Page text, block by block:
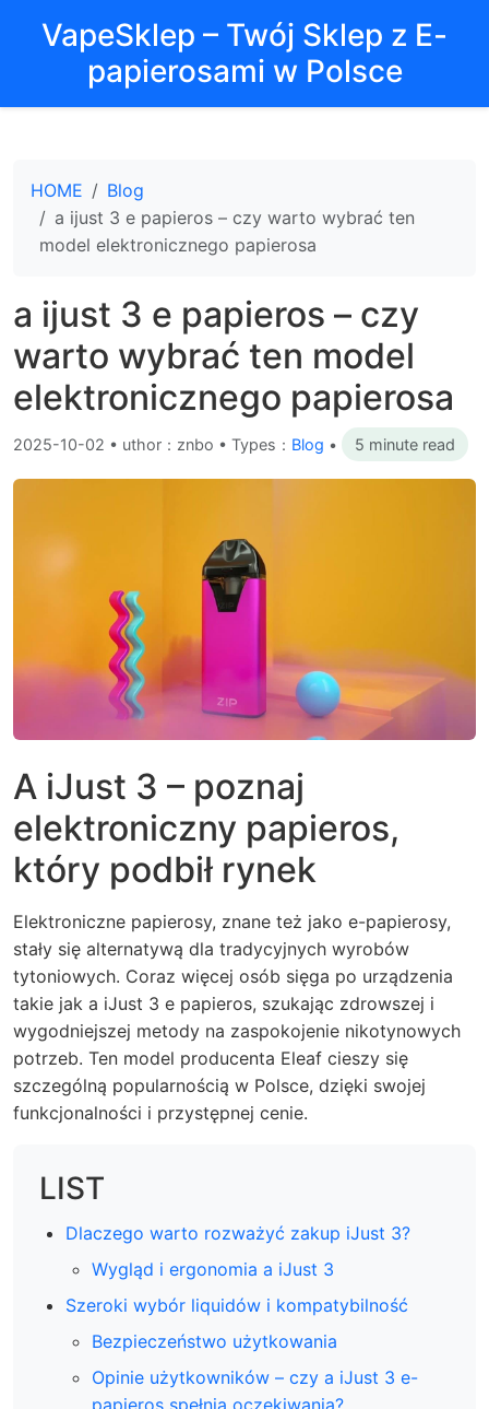
VapeSklep – Twój Sklep z E-
papierosami w Polsce
HOME
Blog
a ijust 3 e papieros – czy warto wybrać ten
model elektronicznego papierosa
a ijust 3 e papieros – czy
warto wybrać ten model
elektronicznego papierosa
2025-10-02 • uthor：znbo • Types： Blog • 5 minute read
A iJust 3 – poznaj
elektroniczny papieros,
który podbił rynek
Elektroniczne papierosy, znane też jako e-papierosy,
stały się alternatywą dla tradycyjnych wyrobów
tytoniowych. Coraz więcej osób sięga po urządzenia
takie jak a iJust 3 e papieros, szukając zdrowszej i
wygodniejszej metody na zaspokojenie nikotynowych
potrzeb. Ten model producenta Eleaf cieszy się
szczególną popularnością w Polsce, dzięki swojej
funkcjonalności i przystępnej cenie.
LIST
Dlaczego warto rozważyć zakup iJust 3?
Wygląd i ergonomia a iJust 3
Szeroki wybór liquidów i kompatybilność
Bezpieczeństwo użytkowania
Opinie użytkowników – czy a iJust 3 e-
papieros spełnia oczekiwania?